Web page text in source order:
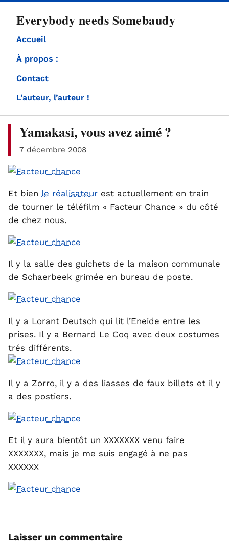
Everybody needs Somebaudy
Accueil
À propos :
Contact
L’auteur, l’auteur !
Yamakasi, vous avez aimé ?
7 décembre 2008
Et bien le réalisateur est actuellement en train
de tourner le téléfilm « Facteur Chance » du côté
de chez nous.
Il y la salle des guichets de la maison communale
de Schaerbeek grimée en bureau de poste.
Il y a Lorant Deutsch qui lit l’Eneide entre les
prises. Il y a Bernard Le Coq avec deux costumes
trés différents.
Il y a Zorro, il y a des liasses de faux billets et il y
a des postiers.
Et il y aura bientôt un XXXXXXX venu faire
XXXXXXX, mais je me suis engagé à ne pas
XXXXXX
Laisser un commentaire